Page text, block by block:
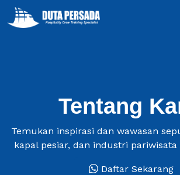
Tentang
Temukan inspirasi dan wawasan
kapal pesiar, dan industri
Daftar Sekarang